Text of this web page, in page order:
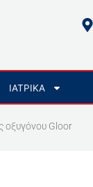
ΙΑΤΡΙΚΑ
οξυγόνου Gloor